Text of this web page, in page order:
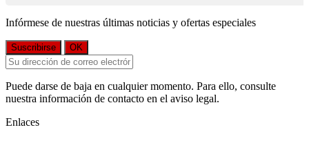
Infórmese de nuestras últimas noticias y ofertas especiales
Puede darse de baja en cualquier momento. Para ello, consulte
nuestra información de contacto en el aviso legal.
Enlaces